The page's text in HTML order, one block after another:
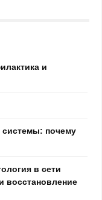
и
системы: почему
в сети
восстановление